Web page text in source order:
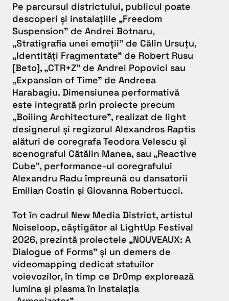
Pe parcursul districtului, publicul poate
descoperi și instalațiile „Freedom
Suspension” de Andrei Botnaru,
„Stratigrafia unei emoții” de Călin Ursuțu,
„Identități Fragmentate” de Robert Rusu
[Beto], „CTR+Z” de Andrei Popovici sau
„Expansion of Time” de Andreea
Harabagiu. Dimensiunea performativă
este integrată prin proiecte precum
„Boiling Architecture”, realizat de light
designerul și regizorul Alexandros Raptis
alături de coregrafa Teodora Velescu și
scenograful Cătălin Manea, sau „Reactive
Cube”, performance-ul coregrafului
Alexandru Radu împreună cu dansatorii
Emilian Costin și Giovanna Robertucci.
Tot în cadrul New Media District, artistul
Noiseloop, câștigător al LightUp Festival
2026, prezintă proiectele „NOUVEAUX: A
Dialogue of Forms” și un demers de
videomapping dedicat statuilor
voievozilor, în timp ce Dr0mp explorează
lumina și plasma în instalația